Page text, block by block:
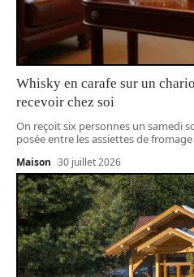
Whisky en carafe sur un
recevoir chez soi
On reçoit six personnes un samedi
posée entre les assiettes de
Maison 30 juillet 2026